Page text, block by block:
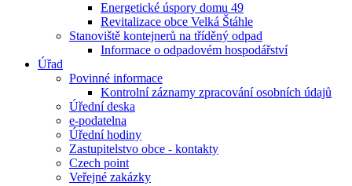
Energetické úspory domu 49
Revitalizace obce Velká Štáhle
Stanoviště kontejnerů na tříděný odpad
Informace o odpadovém hospodářství
Úřad
Povinné informace
Kontrolní záznamy zpracování osobních údajů
Úřední deska
e-podatelna
Úřední hodiny
Zastupitelstvo obce - kontakty
Czech point
Veřejné zakázky